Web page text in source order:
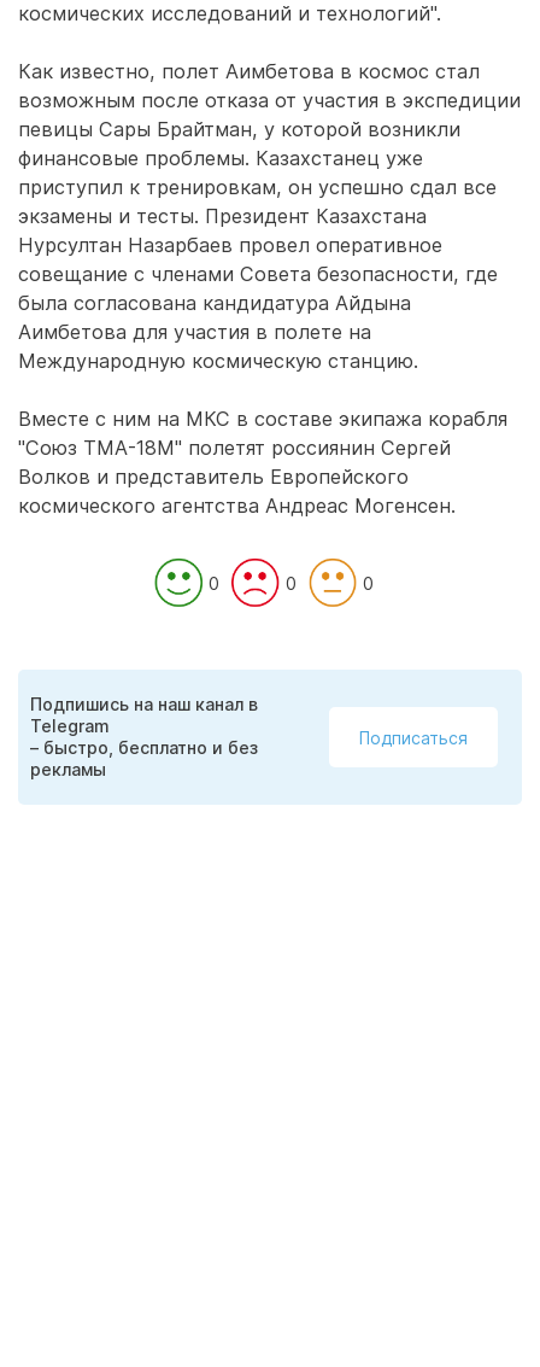
космических исследований и технологий".
Как известно, полет Аимбетова в космос стал
возможным после отказа от участия в экспедиции
певицы Сары Брайтман, у которой возникли
финансовые проблемы. Казахстанец уже
приступил к тренировкам, он успешно сдал все
экзамены и тесты. Президент Казахстана
Нурсултан Назарбаев провел оперативное
совещание с членами Совета безопасности, где
была согласована кандидатура Айдына
Аимбетова для участия в полете на
Международную космическую станцию.
Вместе с ним на МКС в составе экипажа корабля
"Союз ТМА-18М" полетят россиянин Сергей
Волков и представитель Европейского
космического агентства Андреас Могенсен.
0 0 0
Подпишись на наш канал в
Telegram
– быстро, бесплатно и без
рекламы
Подписаться